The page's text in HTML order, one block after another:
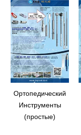
Ортопедический
Инструменты
(простые)